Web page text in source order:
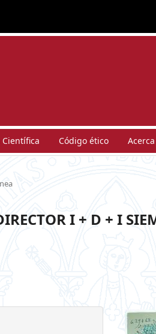
Código ético
I + D + I